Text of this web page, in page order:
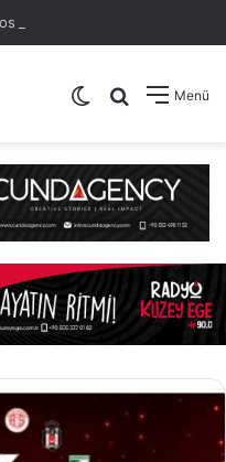
Menü
Arama yap
Dış görünümü